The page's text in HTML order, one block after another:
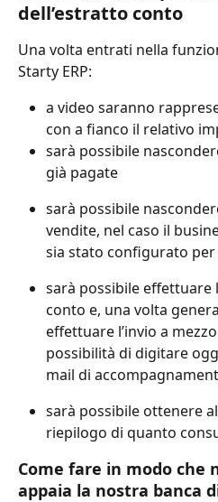
dell’estratto conto
Una volta entrati nella
Starty ERP:
a video saranno
con a fianco il relativo
sarà possibile
già pagate
sarà possibile
vendite, nel caso il
sia stato configurato
sarà possibile effettuare
conto e, una volta
effettuare l’invio a
possibilità di digitare
mail di
sarà possibile ottenere
riepilogo di quanto
Come fare in modo che
appaia la nostra banca